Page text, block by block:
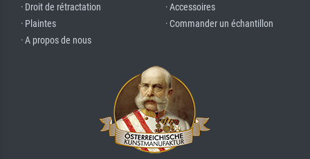
· Droit de rétractation
· Plaintes
· A propos de nous
· Accessoires
· Commander un échantillon